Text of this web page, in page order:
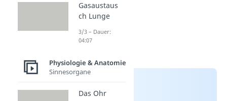
Gasaustaus
ch Lunge
3/3 – Dauer:
04:07
Physiologie & Anatomie
Sinnesorgane
Das Ohr